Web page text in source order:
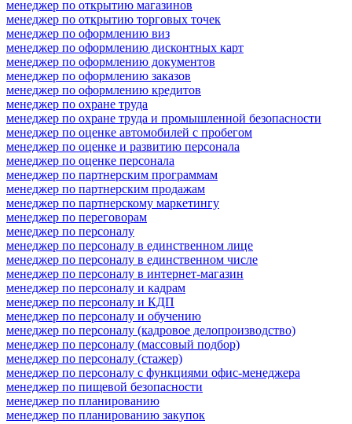
менеджер по открытию магазинов
менеджер по открытию торговых точек
менеджер по оформлению виз
менеджер по оформлению дисконтных карт
менеджер по оформлению документов
менеджер по оформлению заказов
менеджер по оформлению кредитов
менеджер по охране труда
менеджер по охране труда и промышленной безопасности
менеджер по оценке автомобилей с пробегом
менеджер по оценке и развитию персонала
менеджер по оценке персонала
менеджер по партнерским программам
менеджер по партнерским продажам
менеджер по партнерскому маркетингу
менеджер по переговорам
менеджер по персоналу
менеджер по персоналу в единственном лице
менеджер по персоналу в единственном числе
менеджер по персоналу в интернет-магазин
менеджер по персоналу и кадрам
менеджер по персоналу и КДП
менеджер по персоналу и обучению
менеджер по персоналу (кадровое делопроизводство)
менеджер по персоналу (массовый подбор)
менеджер по персоналу (стажер)
менеджер по персоналу с функциями офис-менеджера
менеджер по пищевой безопасности
менеджер по планированию
менеджер по планированию закупок